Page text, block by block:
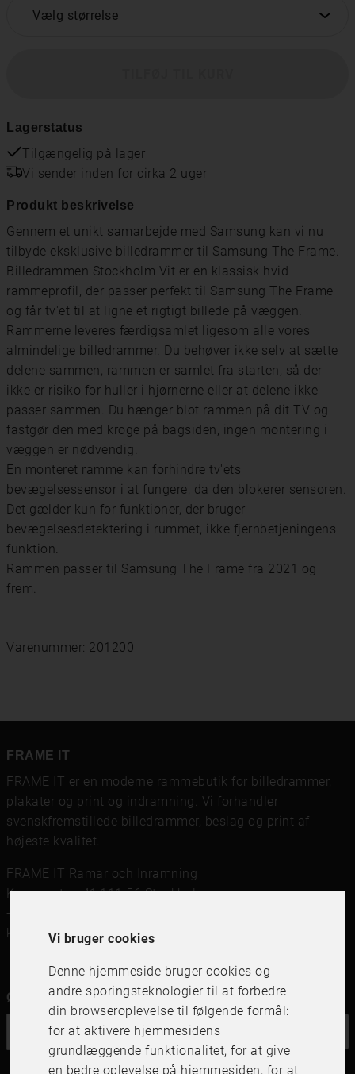
Vi bruger cookies
Denne hjemmeside bruger cookies og
andre sporingsteknologier til at forbedre
din browseroplevelse til følgende formål:
for at aktivere hjemmesidens
grundlæggende funktionalitet,for at give
en bedre oplevelse på hjemmesiden, for at
Vælg størrelse
Lagerstatus
Tilgængelig på lager
Vi sender inden for cirka 2 uger
Produkt beskrivelse
Gennem et unikt samarbejde med Samsung kan vi nu
tilbyde eksklusive billedrammer til Samsung The Frame.
Billedrammen Stockholm Vit er en klassisk hvid
rammeprofil, der passer perfekt til Samsung The Frame
og får tv'et til at ligne et rigtigt billede på væggen.
Rammerne leveres færdigsamlet ligesom alle vores
almindelige billedrammer. Du behøver ikke selv at sætte
delene sammen, rammen er samlet fra starten, så der
ikke er risiko for huller i hjørnerne eller at delene ikke
passer sammen. Du hænger blot rammen på dit TV og
fastgør den med kroge på bagsiden, ingen montering i
væggen er nødvendig.
En monteret ramme kan forhindre tv'ets
bevægelsessensor i at fungere, da den blokerer sensoren.
Det gælder kun for funktioner, der bruger
bevægelsesdetektering i rummet, ikke fjernbetjeningens
funktion.
Rammen passer til Samsung The Frame fra 2021 og
frem.
Varenummer: 201200
FRAME IT
FRAME IT er en moderne rammebutik for billedrammer,
plakater og print og indramning. Vi forhandler
svenskfremstillede billedrammer, beslag og print af
højeste kvalitet.
FRAME IT Ramar och Inramning
Kungsgatan 41,111 56 Stockholm
+46 (0)8 142122
kundservice@frameit.se
Ønsker du vores nyhedsbrev?